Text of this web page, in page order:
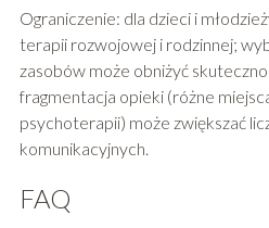
Ograniczenie: dla dzieci i
terapii rozwojowej i rodzinnej;
zasobów może obniżyć
fragmentacja opieki (różne
psychoterapii) może zwiększać
komunikacyjnych.
FAQ